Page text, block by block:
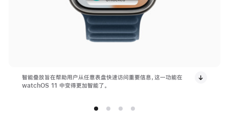
智能叠放旨在帮助用户从任意表盘快速访问重要信息，这一功能在
watchOS 11 中变得更加智能了。